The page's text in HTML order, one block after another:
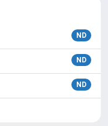
ND
ND
ND